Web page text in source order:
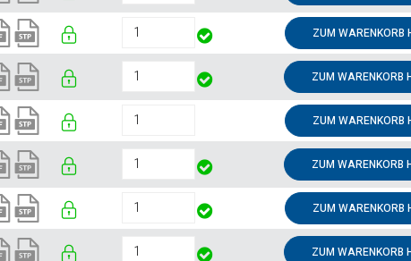
ZUM WARENKORB
ZUM WARENKORB
ZUM WARENKORB
ZUM WARENKORB
ZUM WARENKORB
ZUM WARENKORB